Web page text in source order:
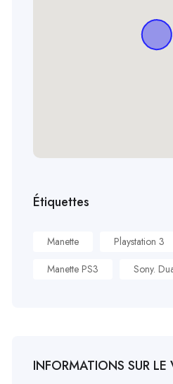
Étiquettes
Manette Playstation 3
Manette PS3
Sony.
INFORMATIONS SUR LE